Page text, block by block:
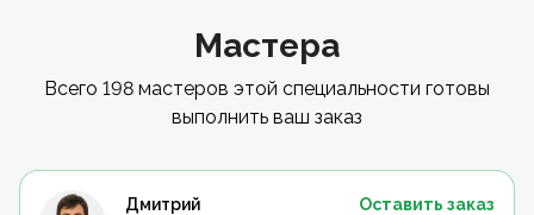
Мастера
Всего 198 мастеров этой специальности готовы
выполнить ваш заказ
Дмитрий
Оставить заказ